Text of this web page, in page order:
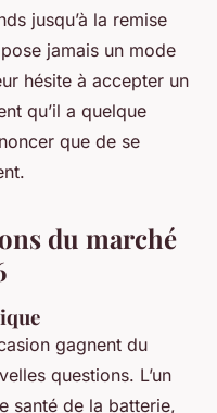
jusqu’à la remise
jamais un mode
hésite à accepter un
qu’il a quelque
que de se
du marché
gagnent du
questions. L’un
santé de la batterie,